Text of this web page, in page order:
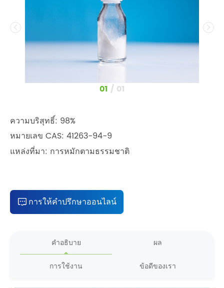
1 / 1
ความบริสุทธิ์: 98%
หมายเลข CAS: 41263-94-9
แหล่งที่มา: การหมักตามธรรมชาติ
การให้คำปรึกษาออนไลน์
คำอธิบาย ผล
การใช้งาน ข้อดีของเรา